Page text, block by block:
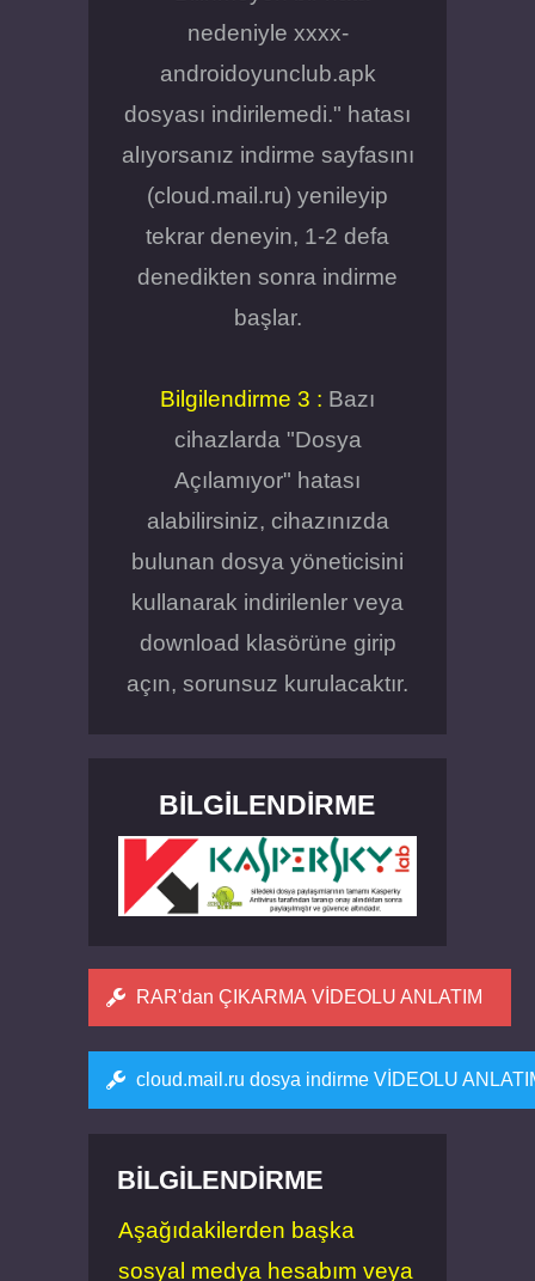
nedeniyle xxxx-
androidoyunclub.apk
dosyası indirilemedi." hatası
alıyorsanız indirme sayfasını
(cloud.mail.ru) yenileyip
tekrar deneyin, 1-2 defa
denedikten sonra indirme
başlar.
Bilgilendirme 3 : Bazı
cihazlarda "Dosya
Açılamıyor" hatası
alabilirsiniz, cihazınızda
bulunan dosya yöneticisini
kullanarak indirilenler veya
download klasörüne girip
açın, sorunsuz kurulacaktır.
BILGILENDIRME
RAR'dan ÇIKARMA VİDEOLU ANLATIM
cloud.mail.ru dosya indirme VİDEOLU
BILGILENDIRME
Aşağıdakilerden başka
sosyal medya hesabım veya